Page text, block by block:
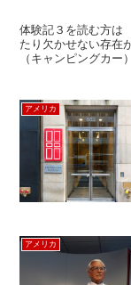
体験記３を読む方は
たり欠かせない存在
（キャンピングカ
アメリカ
アメリカ